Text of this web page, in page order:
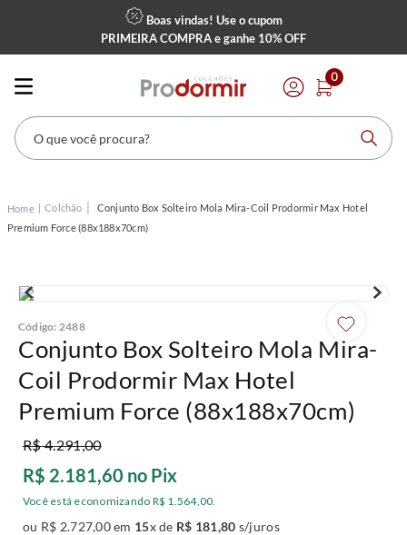
Boas vindas! Use o cupom
PRIMEIRA COMPRAe ganhe 10% OFF
0
O que você procura?
Colchão
Conjunto Box Solteiro Mola Mira-Coil Prodormir Max Hotel
Premium Force (88x188x70cm)
Código: 2488
Conjunto Box Solteiro Mola Mira-
Coil Prodormir Max Hotel
Premium Force (88x188x70cm)
R$4.291,00
R$ 2.181,60 no Pix
Você está economizando R$ 1.564,00.
ou R$ 2.727,00em 15x de R$ 181,80 s/juros